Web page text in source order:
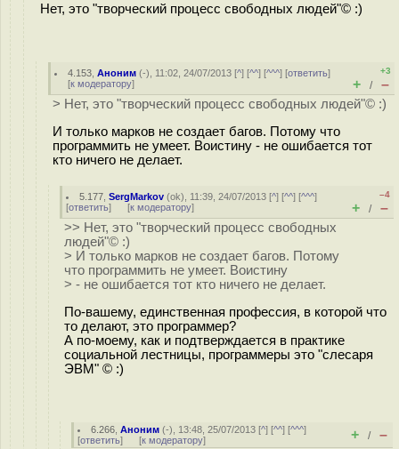
Нет, это "творческий процесс свободных людей"© :)
4.153 ,Аноним (-), 11:02, 24/07/2013 [^] [^^] [^^^] [ответить]
[к модератору]
+3
+ / –
> Нет, это "творческий процесс свободных людей"© :)
И только марков не создает багов. Потому что
программить не умеет. Воистину - не ошибается тот
кто ничего не делает.
5.177 ,SergMarkov (ok), 11:39, 24/07/2013 [^] [^^] [^^^]
[ответить] [к модератору]
–4
+ / –
>> Нет, это "творческий процесс свободных
людей"© :)
> И только марков не создает багов. Потому
что программить не умеет. Воистину
> - не ошибается тот кто ничего не делает.
По-вашему, единственная профессия, в которой что
то делают, это программер?
А по-моему, как и подтверждается в практике
социальной лестницы, программеры это "слесаря
ЭВМ" © :)
6.266 ,Аноним (-), 13:48, 25/07/2013 [^] [^^] [^^^]
[ответить] [к модератору] + / –